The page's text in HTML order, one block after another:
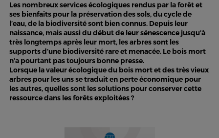
Les nombreux services écologiques rendus par la forêt et
ses bienfaits pour la préservation des sols, du cycle de
l’eau, de la biodiversité sont bien connus. Depuis leur
naissance, mais aussi du début de leur sénescence jusqu’à
très longtemps après leur mort, les arbres sont les
supports d’une biodiversité rare et menacée. Le bois mort
n’a pourtant pas toujours bonne presse.
Lorsque la valeur écologique du bois mort et des très vieux
arbres pour les uns se traduit en perte économique pour
les autres, quelles sont les solutions pour conserver cette
ressource dans les forêts exploitées ?